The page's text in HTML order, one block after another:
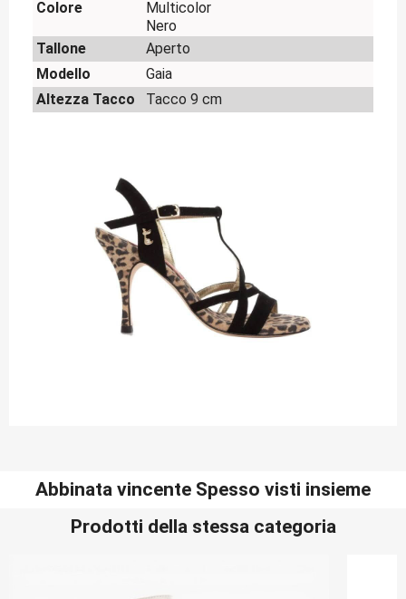
Colore
Multicolor
Nero
Tallone
Aperto
Modello
Gaia
Altezza Tacco
Tacco 9 cm
Abbinata vincente Spesso visti insieme
Prodotti della stessa categoria